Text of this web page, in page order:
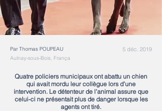
Par Thomas POUPEAU 5 déc. 2019
Aulnay-sous-Bois, França
Quatre policiers municipaux ont abattu un chien
qui avait mordu leur collègue lors d’une
intervention. Le détenteur de l’animal assure que
celui-ci ne présentait plus de danger lorsque les
agents ont tiré.